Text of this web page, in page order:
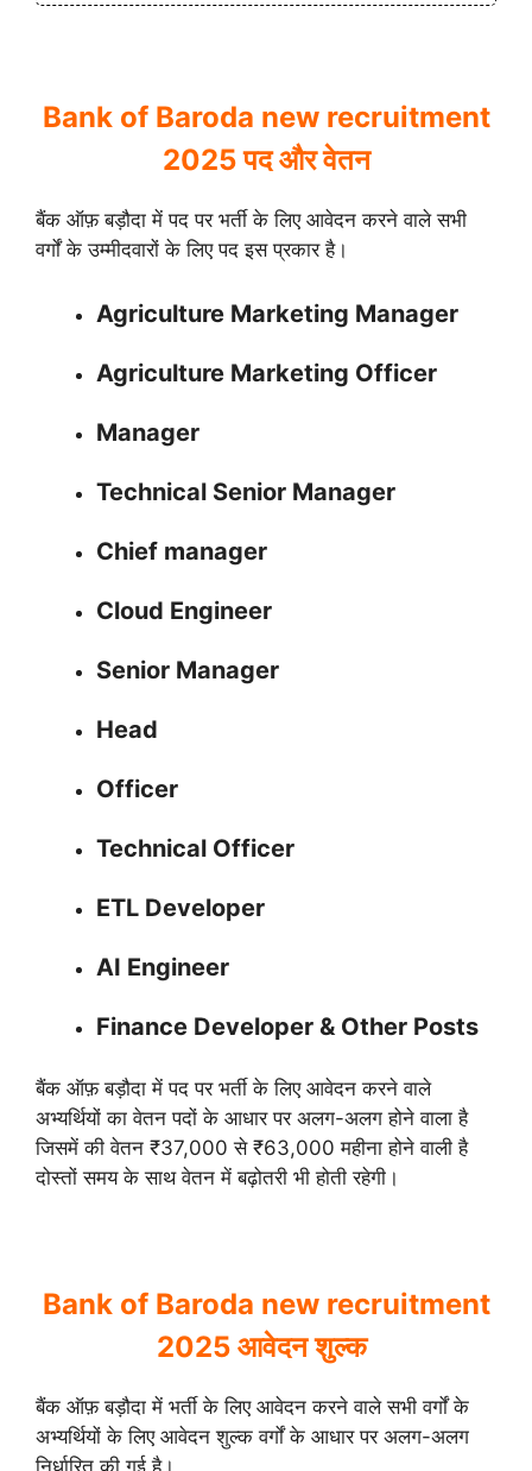
Bank of Baroda new recruitment
2025 पद और वेतन
बैंक ऑफ़ बड़ौदा में पद पर भर्ती के लिए आवेदन करने वाले सभी
वर्गों के उम्मीदवारों के लिए पद इस प्रकार है।
Agriculture Marketing Manager
Agriculture Marketing Officer
Manager
Technical Senior Manager
Chief manager
Cloud Engineer
Senior Manager
Head
Officer
Technical Officer
ETL Developer
AI Engineer
Finance Developer & Other Posts
बैंक ऑफ़ बड़ौदा में पद पर भर्ती के लिए आवेदन करने वाले
अभ्यर्थियों का वेतन पदों के आधार पर अलग-अलग होने वाला है
जिसमें की वेतन ₹37,000 से ₹63,000 महीना होने वाली है
दोस्तों समय के साथ वेतन में बढ़ोतरी भी होती रहेगी।
Bank of Baroda new recruitment
2025 आवेदन शुल्क
बैंक ऑफ़ बड़ौदा में भर्ती के लिए आवेदन करने वाले सभी वर्गों के
अभ्यर्थियों के लिए आवेदन शुल्क वर्गों के आधार पर अलग-अलग